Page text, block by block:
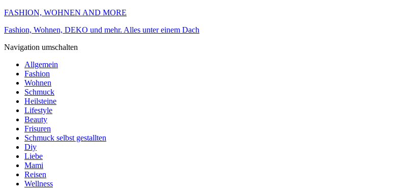
FASHION, WOHNEN AND MORE
Fashion, Wohnen, DEKO und mehr. Alles unter einem Dach
Navigation umschalten
Allgemein
Fashion
Wohnen
Schmuck
Heilsteine
Lifestyle
Beauty
Frisuren
Schmuck selbst gestallten
Diy
Liebe
Mami
Reisen
Wellness